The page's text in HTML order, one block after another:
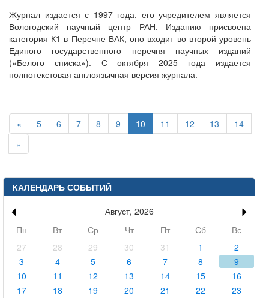
Журнал издается с 1997 года, его учредителем является
Вологодский научный центр РАН. Изданию присвоена
категория К1 в Перечне ВАК, оно входит во второй уровень
Единого государственного перечня научных изданий
(«Белого списка»). С октября 2025 года издается
полнотекстовая англоязычная версия журнала.
« 5 6 7 8 9 10 11 12 13
14
»
КАЛЕНДАРЬ СОБЫТИЙ
Август, 2026
Пн
Вт Ср Чт Пт Сб
Вс
27
28 29 30 31 1
2
3
4 5 6 7 8
9
10
11 12 13 14 15
16
17
18 19 20 21 22
23